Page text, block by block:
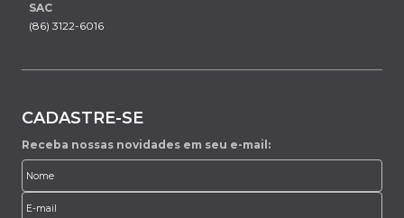
SAC
(86) 3122-6016
CADASTRE-SE
Receba nossas novidades em seu e-mail: